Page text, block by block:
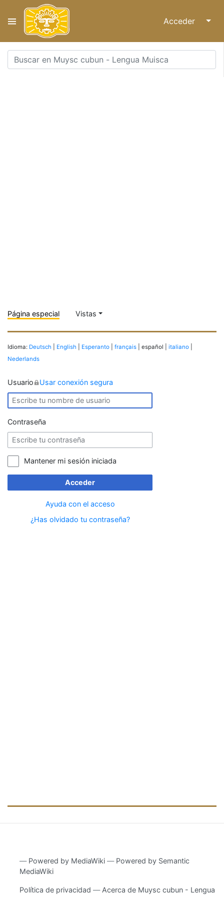
Acceder ↓
Página especial Vistas
Idioma: Deutsch English Esperanto français | español | italiano
Nederlands
Usuario Usar conexión segura
Contraseña
Mantener mi sesión iniciada
Acceder
Ayuda con el acceso
¿Has olvidado tu contraseña?
― Powered by MediaWiki ― Powered by Semantic
MediaWiki
Política de privacidad
Acerca de Muysc cubun - Lengua